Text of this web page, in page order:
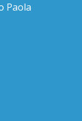
Paola